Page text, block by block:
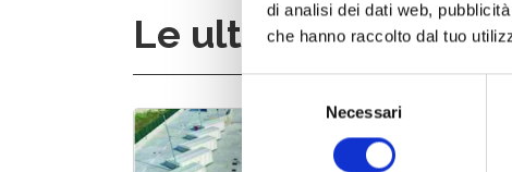
di analisi dei dati web,
che hanno raccolto dal tuo
del
consenso
Necessari
Le ultime news